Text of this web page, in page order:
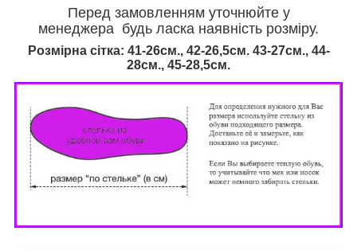
Перед замовленням уточнюйте у
менеджера будь ласка наявність розміру.
Розмірна сітка: 41-26см., 42-26,5см. 43-27см., 44-
28см., 45-28,5см.